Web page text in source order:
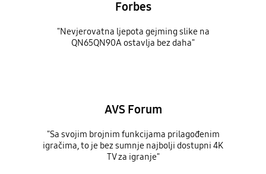
Forbes
"Nevjerovatna ljepota gejming slike na
QN65QN90A ostavlja bez daha"
AVS Forum
"Sa svojim brojnim funkcijama prilagođenim
igračima, to je bez sumnje najbolji dostupni 4K
TV za igranje"